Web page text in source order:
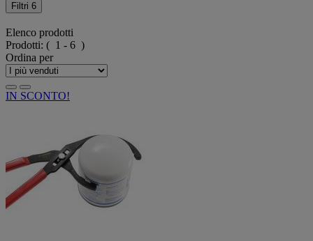
Filtri 6
Elenco prodotti
Prodotti: ( 1 - 6 )
Ordina per
IN SCONTO!